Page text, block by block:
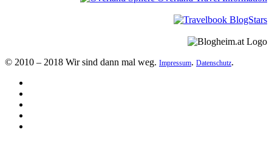
© 2010 – 2018 Wir sind dann mal weg. Impressum. Datenschutz.